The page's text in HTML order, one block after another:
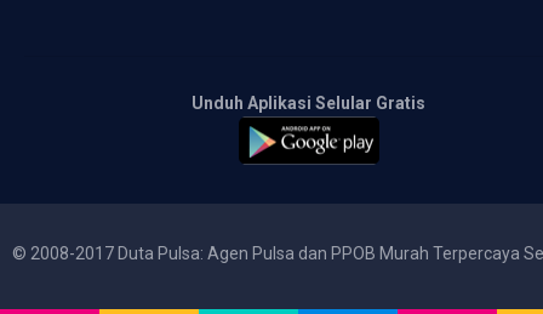
Unduh Aplikasi Selular Gratis
© 2008-2017 Duta Pulsa: Agen Pulsa dan PPOB Murah Terpercaya